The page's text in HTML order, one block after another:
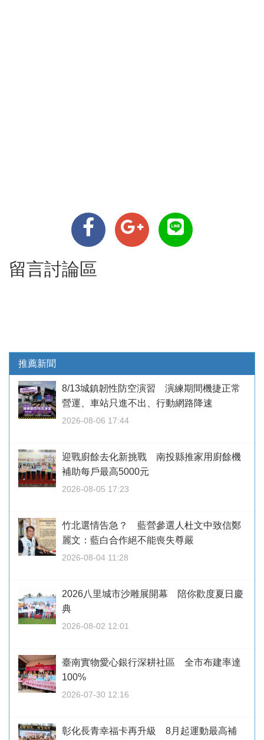
留言討論區
推薦新聞
8/13城鎮韌性防空演習 演練期間機捷正常
營運、車站只進不出、行動網路降速
2026-08-06 17:44
迎戰廚餘去化新挑戰 南投縣推家用廚餘機
補助每戶最高5000元
2026-08-05 17:23
竹北選情告急？ 藍營參選人杜文中致信鄭
麗文：藍白合作絕不能喪失尊嚴
2026-08-04 11:28
2026八里城市沙雕展開幕 陪你歡度夏日慶
典
2026-08-02 12:01
臺南實物愛心銀行深耕社區 全市布建率達
100%
2026-07-30 12:16
彰化長青幸福卡再升級 8月起運動最高補